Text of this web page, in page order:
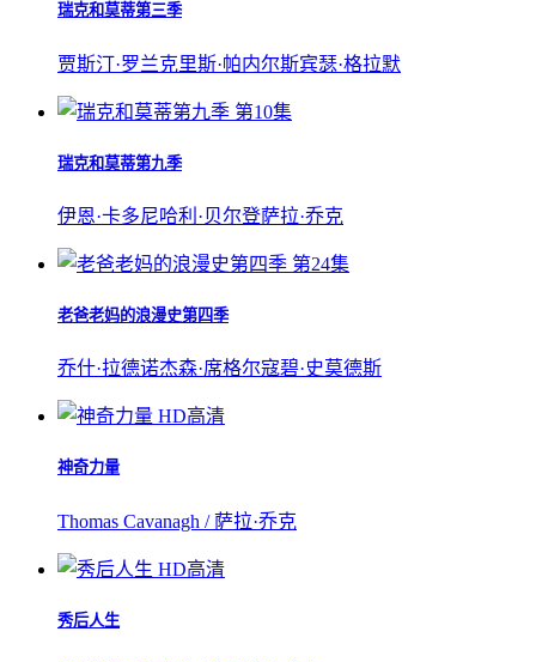
瑞克和莫蒂第三季
贾斯汀·罗兰克里斯·帕内尔斯宾瑟·格拉默
第10集
瑞克和莫蒂第九季
伊恩·卡多尼哈利·贝尔登萨拉·乔克
第24集
老爸老妈的浪漫史第四季
乔什·拉德诺杰森·席格尔寇碧·史莫德斯
HD高清
神奇力量
Thomas Cavanagh / 萨拉·乔克
HD高清
秀后人生